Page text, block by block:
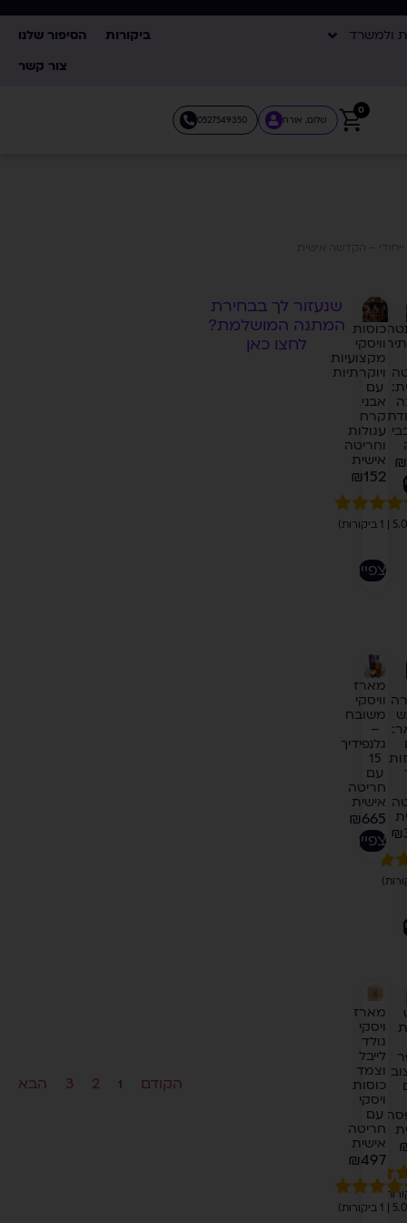
ולמשרד
ביקורות
הסיפור שלנו
צור קשר
0
שלום, אורח 0527549350
– הקדשה אישית
₪
כוסות
וויסקי
מקצועיות
ויוקרתיות
עם
אבני
קרח
עגולות
וחריטה
אישית
₪152
5.00
מבוסס על
דירוגים של
לצפייה
₪
מארז
וויסקי
משובח
–
גלנפידיך
15
עם
חריטה
אישית
₪665
לצפייה
מתוך 5
מארז
ויסקי
גולד
לייבל
וצמד
כוסות
ויסקי
עם
חריטה
אישית
₪497
5.00
שנעזור לך בבחירת
המתנה המושלמת?
לחצו כאן
הקודם 1
2
3 הבא